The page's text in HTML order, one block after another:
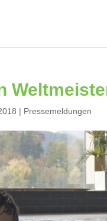
| Pressemeldungen